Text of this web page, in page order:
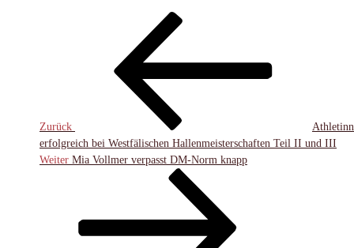
Beitragsnavigation
Zurück
erfolgreich bei Westfälischen Hallenmeisterschaften Teil II und III
Nächster
Weiter Mia Vollmer verpasst DM-Norm knapp